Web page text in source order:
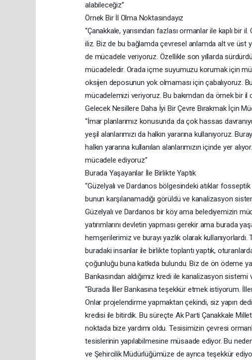
alabileceğiz”
Örnek Bir İl Olma Noktasındayız
“Çanakkale, yarısından fazlası ormanlar ile kaplı bir
iliz. Biz de bu bağlamda çevresel anlamda alt ve üst
de mücadele veriyoruz. Özellikle son yıllarda
mücadeledir. Orada içme suyumuzu korumak için
oksijen deposunun yok olmaması için çabalıyoruz.
mücadelemizi veriyoruz. Bu bakımdan da örnek bir il
Gelecek Nesillere Daha İyi Bir Çevre Bırakmak İçin
“İmar planlarımız konusunda da çok hassas
yeşil alanlarımızı da halkın yararına kullanıyoruz.
halkın yararına kullanılan alanlarımızın içinde yer
mücadele ediyoruz”
Burada Yaşayanlar İle Birlikte Yaptık
“Güzelyalı ve Dardanos bölgesindeki atıklar
bunun karşılanamadığı görüldü ve kanalizasyon
Güzelyalı ve Dardanos bir köy ama belediyemizin
yatırımlarını devletin yapması gerekir ama burada
hemşerilerimiz ve burayı yazlık olarak
buradaki insanlar ile birlikte toplantı yaptık,
çoğunluğu buna katkıda bulundu. Biz de ön ödeme
Bankasından aldığımız kredi ile kanalizasyon sistemi
“Burada İller Bankasına teşekkür etmek istiyorum.
Onlar projelendirme yapmaktan çekindi, siz yapın
kredisi ile bitirdik. Bu süreçte Ak Parti Çanakkale
noktada bize yardımı oldu. Tesisimizin çevresi
tesislerinin yapılabilmesine müsaade ediyor. Bu
ve Şehircilik Müdürlüğümüze de ayrıca teşekkür